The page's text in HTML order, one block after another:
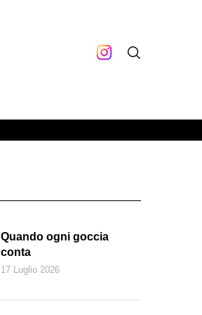
Quando ogni goccia
conta
17 Luglio 2026